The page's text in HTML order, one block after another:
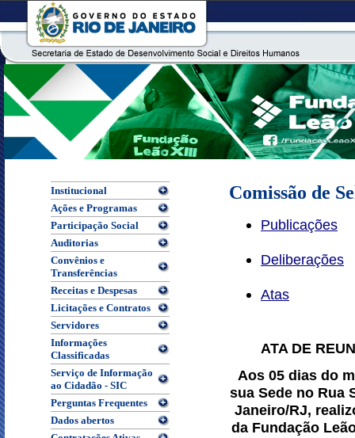
Institucional
Ações e Programas
Participação Social
Auditorias
Convênios e
Transferências
Receitas e Despesas
Licitações e Contratos
Servidores
Informações
Classificadas
Serviço de Informação
ao Cidadão - SIC
Perguntas Frequentes
Dados abertos
Comissão de
Publicações
Deliberações
Atas
ATA DE
Aos 05 dias do
sua Sede no Rua
Janeiro/RJ,
da Fundação